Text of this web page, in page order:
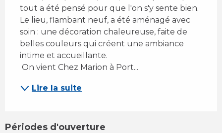
tout a été pensé pour que l'on s'y sente bien.
Le lieu, flambant neuf, a été aménagé avec
soin : une décoration chaleureuse, faite de
belles couleurs qui créent une ambiance
intime et accueillante.
On vient Chez Marion à Port...
Lire la suite
Périodes d'ouverture